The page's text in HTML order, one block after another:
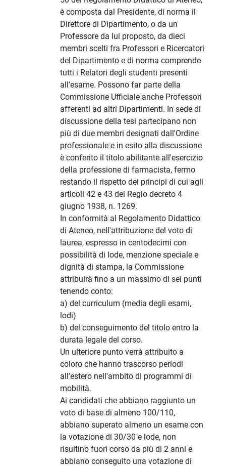
è composta dal Presidente, di norma il
Direttore di Dipartimento, o da un
Professore da lui proposto, da dieci
membri scelti fra Professori e Ricercatori
del Dipartimento e di norma comprende
tutti i Relatori degli studenti presenti
all'esame. Possono far parte della
Commissione Ufficiale anche Professori
afferenti ad altri Dipartimenti. In sede di
discussione della tesi partecipano non
più di due membri designati dall'Ordine
professionale e in esito alla discussione
è conferito il titolo abilitante all'esercizio
della professione di farmacista, fermo
restando il rispetto dei principi di cui agli
articoli 42 e 43 del Regio decreto 4
giugno 1938, n. 1269.
In conformità al Regolamento Didattico
di Ateneo, nell'attribuzione del voto di
laurea, espresso in centodecimi con
possibilità di lode, menzione speciale e
dignità di stampa, la Commissione
attribuirà fino a un massimo di sei punti
tenendo conto:
a) del curriculum (media degli esami,
lodi)
b) del conseguimento del titolo entro la
durata legale del corso.
Un ulteriore punto verrà attribuito a
coloro che hanno trascorso periodi
all'estero nell'ambito di programmi di
mobilità.
Ai candidati che abbiano raggiunto un
voto di base di almeno 100/110,
abbiano superato almeno un esame con
la votazione di 30/30 e lode, non
risultino fuori corso da più di 2 anni e
abbiano conseguito una votazione di